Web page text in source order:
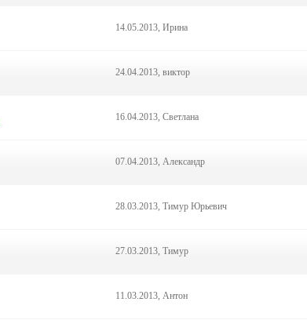
14.05.2013, Ирина
24.04.2013, виктор
16.04.2013, Светлана
07.04.2013, Александр
28.03.2013, Тимур Юрьевич
27.03.2013, Тимур
11.03.2013, Антон